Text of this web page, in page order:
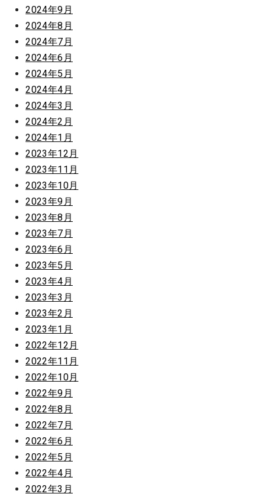
2024年9月
2024年8月
2024年7月
2024年6月
2024年5月
2024年4月
2024年3月
2024年2月
2024年1月
2023年12月
2023年11月
2023年10月
2023年9月
2023年8月
2023年7月
2023年6月
2023年5月
2023年4月
2023年3月
2023年2月
2023年1月
2022年12月
2022年11月
2022年10月
2022年9月
2022年8月
2022年7月
2022年6月
2022年5月
2022年4月
2022年3月